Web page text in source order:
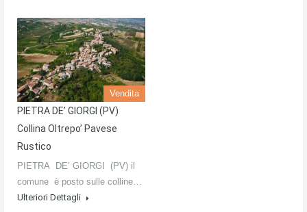
Vendita
PIETRA DE’ GIORGI (PV)
Collina Oltrepo’ Pavese
Rustico
PIETRA DE’ GIORGI (PV) il
comune è posto sulle colline…
Ulteriori Dettagli